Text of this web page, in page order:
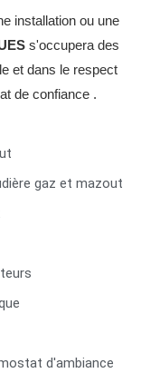
installation ou une
s'occupera des
et dans le respect
de confiance .
gaz et mazout
d'ambiance